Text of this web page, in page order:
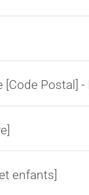
Postal]
enfants]